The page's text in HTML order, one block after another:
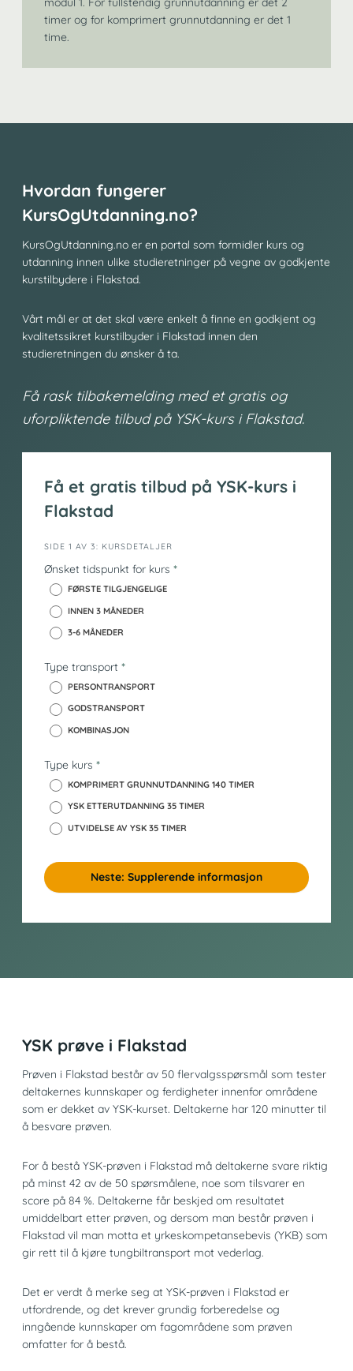
timer og for komprimert grunnutdanning er det 1
time.
Hvordan fungerer
KursOgUtdanning.no?
KursOgUtdanning.no er en portal som formidler kurs og
utdanning innen ulike studieretninger på vegne av godkjente
kurstilbydere i Flakstad.
Vårt mål er at det skal være enkelt å finne en godkjent og
kvalitetssikret kurstilbyder i Flakstad innen den
studieretningen du ønsker å ta.
Få rask tilbakemelding med et gratis og
uforpliktende tilbud på YSK-kurs i Flakstad.
Få et gratis tilbud på YSK-kurs i
Flakstad
i
n
o
_
SIDE 1 AV 3: KURSDETALJER
Ønsket tidspunkt for kurs *
FØRSTE TILGJENGELIGE
INNEN 3 MÅNEDER
3-6 MÅNEDER
Type transport *
PERSONTRANSPORT
GODSTRANSPORT
KOMBINASJON
Type kurs *
KOMPRIMERT GRUNNUTDANNING 140 TIMER
YSK ETTERUTDANNING 35 TIMER
UTVIDELSE AV YSK 35 TIMER
Neste: Supplerende informasjon
YSK prøve i Flakstad
Prøven i Flakstad består av 50 flervalgsspørsmål som tester
deltakernes kunnskaper og ferdigheter innenfor områdene
som er dekket av YSK-kurset. Deltakerne har 120 minutter til
å besvare prøven.
For å bestå YSK-prøven i Flakstad må deltakerne svare riktig
på minst 42 av de 50 spørsmålene, noe som tilsvarer en
score på 84 %. Deltakerne får beskjed om resultatet
umiddelbart etter prøven, og dersom man består prøven i
Flakstad vil man motta et yrkeskompetansebevis (YKB) som
gir rett til å kjøre tungbiltransport mot vederlag.
Det er verdt å merke seg at YSK-prøven i Flakstad er
utfordrende, og det krever grundig forberedelse og
inngående kunnskaper om fagområdene som prøven
omfatter for å bestå.